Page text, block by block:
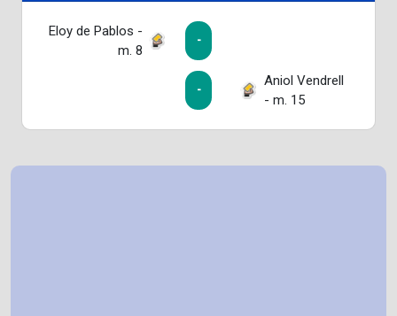
Eloy de Pablos -
m. 8
-
-
Aniol Vendrell
- m. 15